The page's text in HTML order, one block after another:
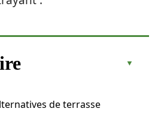
de terrasse